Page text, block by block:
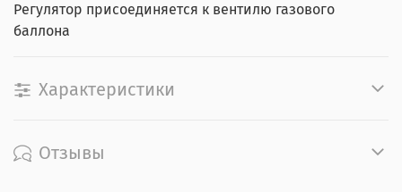
Регулятор присоединяется к вентилю газового
баллона
Характеристики
Отзывы